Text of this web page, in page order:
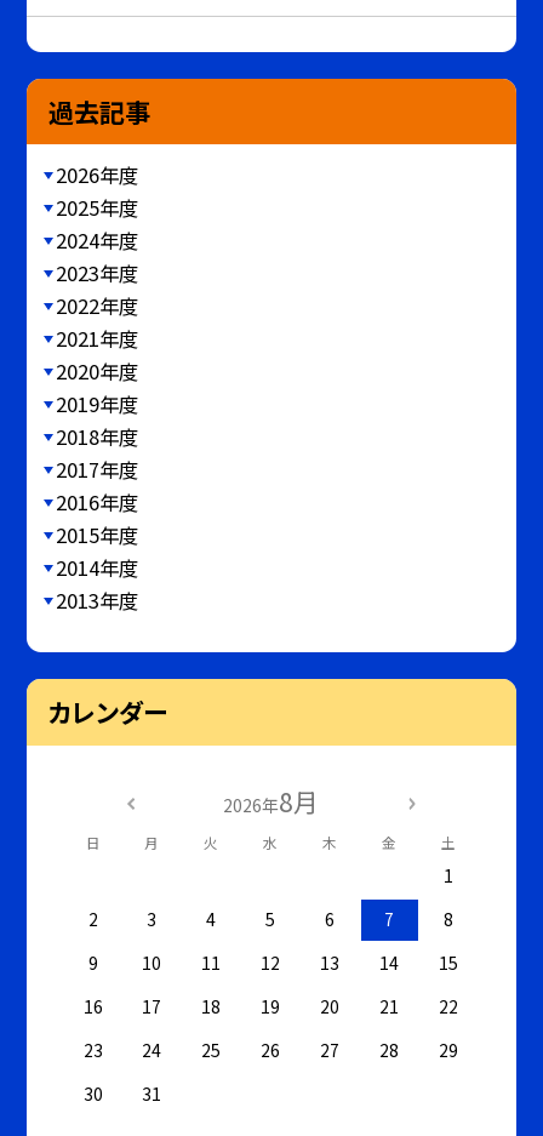
過去記事
2026年度
2025年度
2024年度
2023年度
2022年度
2021年度
2020年度
2019年度
2018年度
2017年度
2016年度
2015年度
2014年度
2013年度
カレンダー
2026年8月
日 月 火 水 木 金 土
1
2
3 4 5 6 7
8
9
10 11 12 13 14
15
16
17 18 19 20 21
22
23
24 25 26 27 28
29
30
31